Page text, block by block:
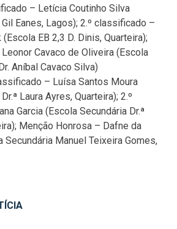
– Letícia Coutinho Silva
Eanes, Lagos); 2.º classificado –
EB 2,3 D. Dinis, Quarteira);
Cavaco de Oliveira (Escola
Aníbal Cavaco Silva)
– Luísa Santos Moura
Laura Ayres, Quarteira); 2.º
Garcia (Escola Secundária Dr.ª
Menção Honrosa – Dafne da
Secundária Manuel Teixeira Gomes,